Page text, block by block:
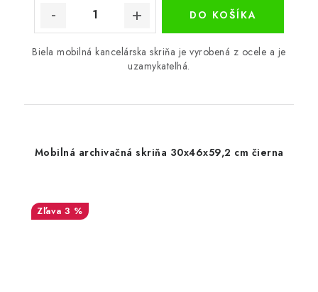
DO KOŠÍKA
Biela mobilná kancelárska skriňa je vyrobená z ocele a je
uzamykateľná.
Mobilná archivačná skriňa 30x46x59,2 cm čierna
3 %